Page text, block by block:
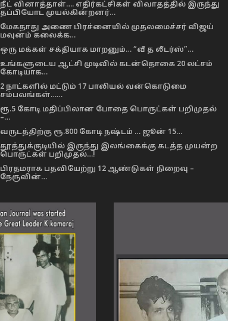
நீட் வினாத்தாள்…. எதிர்கட்சிகள் விவாதத்தில் இருந்து
தப்பியோட முயல்கின்றனர்…
மேகதாது அணை பிரச்னையில் முதலமைச்சர் விஜய்
மவுனம் கலைக்க…
ஒரு மக்கள் சக்தியாக மாறனும்… “வீ த லீடர்ஸ்”…
உங்களுடைய ஆட்சி முடிவில் கடன்தொகை 20 லட்சம்
கோடியாக…
2 நாட்களில் மட்டும் 17 பாலியல் வன்கொடுமை
சம்பவங்கள்……
ரூ.5 கோடி மதிப்பிலான போதை பொருட்கள் பறிமுதல்
–…
வருடத்திற்கு ரூ.800 கோடி நஷ்டம் … ஜூன் 15…
தூத்துக்குடியில் இருந்து இலங்கைக்கு கடத்த முயன்ற
பொருட்கள் பறிமுதல்…!
பிரதமராக பதவியேற்று 12 ஆண்டுகள் நிறைவு –
நேருவின்…